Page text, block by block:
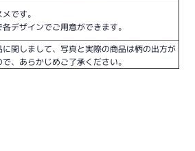
です。
デザインでご用意ができます。
関しまして、写真と実際の商品は柄の出方が
、あらかじめご了承ください。